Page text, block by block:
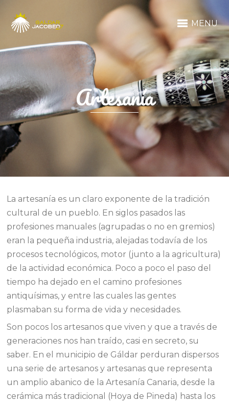
MENU
Artesanía
La artesanía es un claro exponente de la tradición
cultural de un pueblo. En siglos pasados las
profesiones manuales (agrupadas o no en gremios)
eran la pequeña industria, alejadas todavía de los
procesos tecnológicos, motor (junto a la agricultura)
de la actividad económica. Poco a poco el paso del
tiempo ha dejado en el camino profesiones
antiquísimas, y entre las cuales las gentes
plasmaban su forma de vida y necesidades.
Son pocos los artesanos que viven y que a través de
generaciones nos han traído, casi en secreto, su
saber. En el municipio de Gáldar perduran dispersos
una serie de artesanos y artesanas que representa
un amplio abanico de la Artesanía Canaria, desde la
cerámica más tradicional (Hoya de Pineda) hasta los